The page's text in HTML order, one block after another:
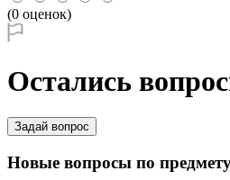
(0 оценок)
Остались
Задай вопрос
Новые вопросы по